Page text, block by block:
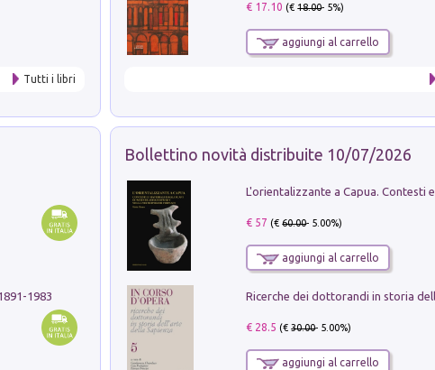
Tutti i libri
€ 17.10 (€18.00- 5%)
aggiungi al carrello
1983
Bollettino novità distribuite 10/07/2026
€ 57 (€60.00- 5.00%)
aggiungi al carrello
€ 28.5 (€30.00- 5.00%)
aggiungi al carrello